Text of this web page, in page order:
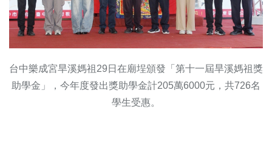
台中樂成宮旱溪媽祖29日在廟埕頒發「第十一屆旱溪媽祖獎
助學金」，今年度發出獎助學金計205萬6000元，共726名
學生受惠。